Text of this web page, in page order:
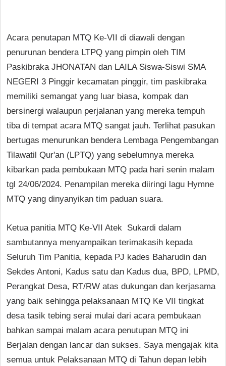
Acara penutapan MTQ Ke-VII di diawali dengan
penurunan bendera LTPQ yang pimpin oleh TIM
Paskibraka JHONATAN dan LAILA Siswa-Siswi SMA
NEGERI 3 Pinggir kecamatan pinggir, tim paskibraka
memiliki semangat yang luar biasa, kompak dan
bersinergi walaupun perjalanan yang mereka tempuh
tiba di tempat acara MTQ sangat jauh. Terlihat pasukan
bertugas menurunkan bendera Lembaga Pengembangan
Tilawatil Qur'an (LPTQ) yang sebelumnya mereka
kibarkan pada pembukaan MTQ pada hari senin malam
tgl 24/06/2024. Penampilan mereka diiringi lagu Hymne
MTQ yang dinyanyikan tim paduan suara.
Ketua panitia MTQ Ke-VII Atek Sukardi dalam
sambutannya menyampaikan terimakasih kepada
Seluruh Tim Panitia, kepada PJ kades Baharudin dan
Sekdes Antoni, Kadus satu dan Kadus dua, BPD, LPMD,
Perangkat Desa, RT/RW atas dukungan dan kerjasama
yang baik sehingga pelaksanaan MTQ Ke VII tingkat
desa tasik tebing serai mulai dari acara pembukaan
bahkan sampai malam acara penutupan MTQ ini
Berjalan dengan lancar dan sukses. Saya mengajak kita
semua untuk Pelaksanaan MTQ di Tahun depan lebih